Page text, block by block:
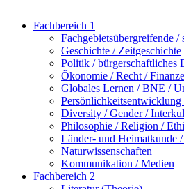
Fachbereich 1
Fachgebietsübergreifende /
Geschichte / Zeitgeschichte
Politik / bürgerschaftliches
Ökonomie / Recht /
Globales Lernen / BNE /
Persönlichkeitsentwicklung
Diversity / Gender /
Philosophie / Religion /
Länder- und Heimatkunde
Naturwissenschaften
Kommunikation / Medien
Fachbereich 2